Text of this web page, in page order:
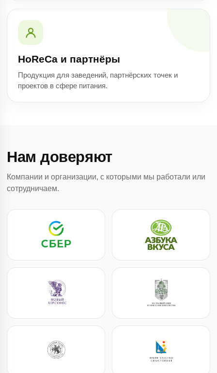
HoReCa и партнёры
Продукция для заведений, партнёрских точек и
проектов в сфере питания.
Нам доверяют
Компании и организации, с которыми мы работали или
сотрудничаем.